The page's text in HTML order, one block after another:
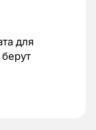
для